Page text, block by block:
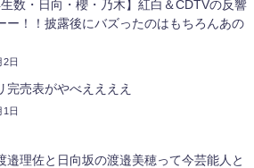
生数・日向・櫻・乃木】紅白＆CDTVの反響
ー！！披露後にバズったのはもちろんあの
2日
完売表がやべええええ
1日
邉理佐と日向坂の渡邉美穂って今芸能人と